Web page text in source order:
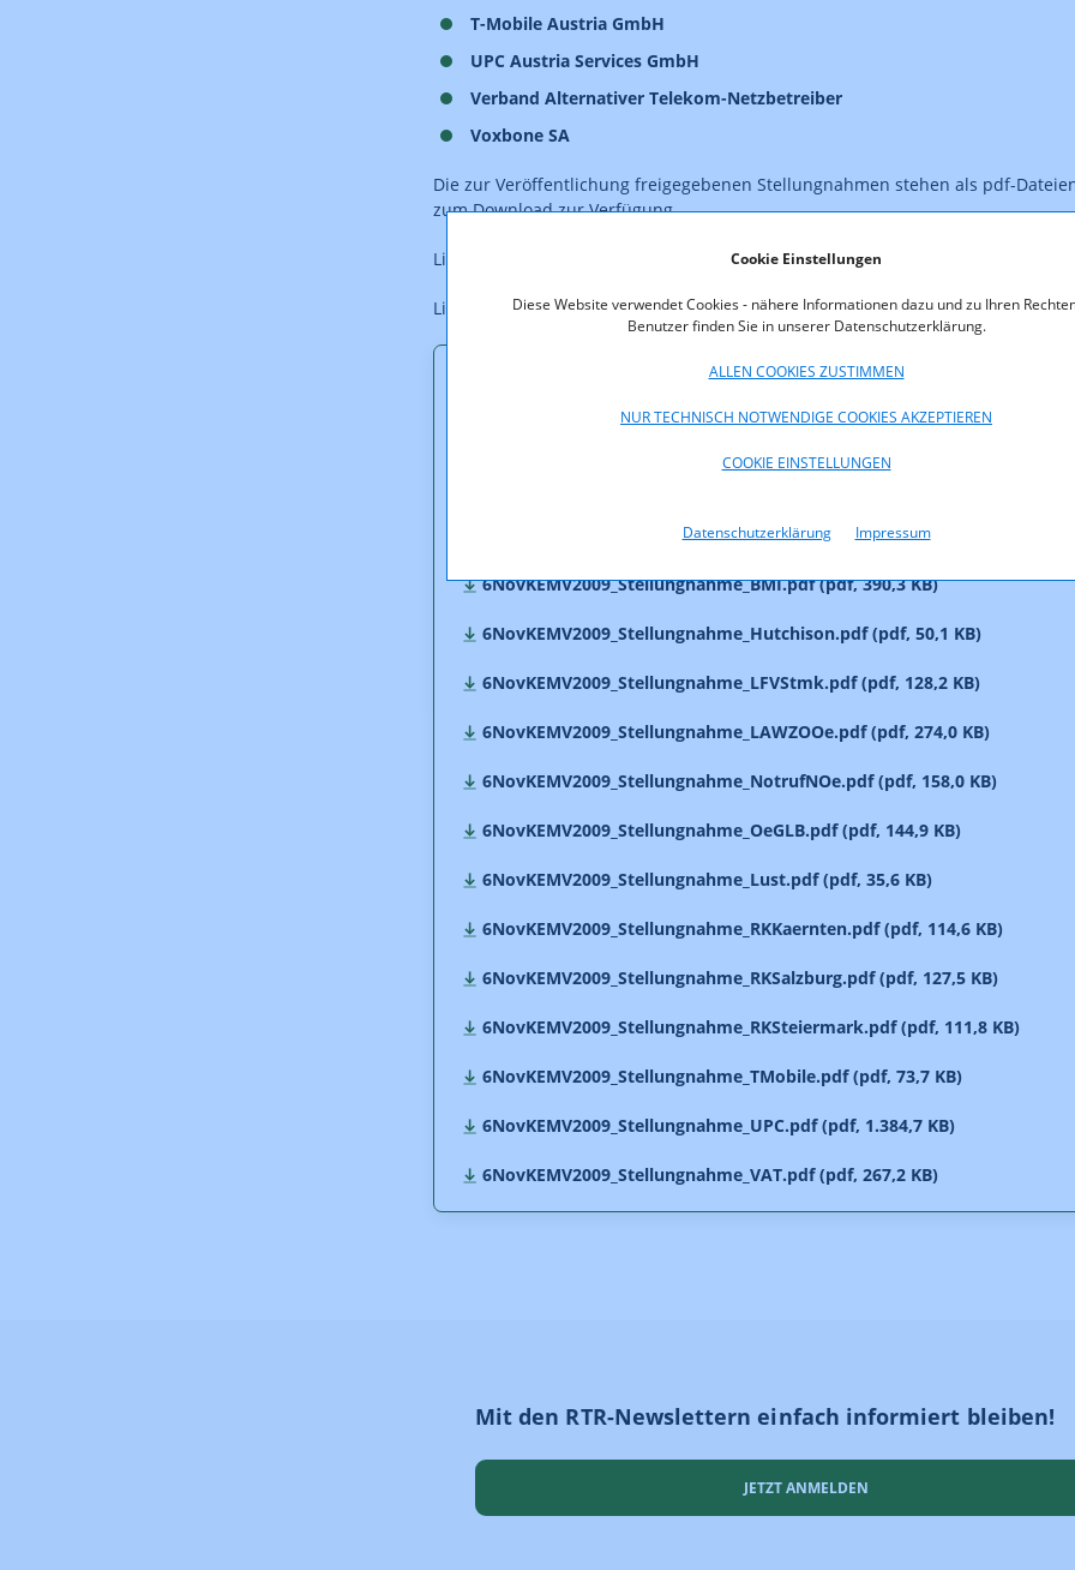
Cookie Einstellungen
Diese Website verwendet Cookies - nähere Informationen dazu und zu Ihren
Benutzer finden Sie in unserer Datenschutzerklärung.
ALLEN COOKIES ZUSTIMMEN
NUR TECHNISCH NOTWENDIGE COOKIES AKZEPTIEREN
COOKIE EINSTELLUNGEN
Datenschutzerklärung Impressum
T-Mobile Austria GmbH
UPC Austria Services GmbH
Verband Alternativer Telekom-Netzbetreiber
Voxbone SA
Die zur Veröffentlichung freigegebenen Stellungnahmen stehen als pdf-
zum Download zur Verfügung.
Link zur Konsultation zum Entwurf einer Novelle der KEM-V
Link zur aktuellenKEM-V 2009
6NovKEMV2009_Stellungnahme_LRegOOe.pdf (pdf, 175,8 KB)
6NovKEMV2009_Stellungnahme_BMI.pdf (pdf, 390,3 KB)
6NovKEMV2009_Stellungnahme_Hutchison.pdf (pdf, 50,1 KB)
6NovKEMV2009_Stellungnahme_LFVStmk.pdf (pdf, 128,2 KB)
6NovKEMV2009_Stellungnahme_LAWZOOe.pdf (pdf, 274,0 KB)
6NovKEMV2009_Stellungnahme_NotrufNOe.pdf (pdf, 158,0 KB)
6NovKEMV2009_Stellungnahme_OeGLB.pdf (pdf, 144,9 KB)
6NovKEMV2009_Stellungnahme_Lust.pdf (pdf, 35,6 KB)
6NovKEMV2009_Stellungnahme_RKKaernten.pdf (pdf, 114,6 KB)
6NovKEMV2009_Stellungnahme_RKSalzburg.pdf (pdf, 127,5 KB)
6NovKEMV2009_Stellungnahme_RKSteiermark.pdf (pdf, 111,8 KB)
6NovKEMV2009_Stellungnahme_TMobile.pdf (pdf, 73,7 KB)
6NovKEMV2009_Stellungnahme_UPC.pdf (pdf, 1.384,7 KB)
6NovKEMV2009_Stellungnahme_VAT.pdf (pdf, 267,2 KB)
Mit den RTR-Newslettern einfach informiert bleiben!
JETZT ANMELDEN